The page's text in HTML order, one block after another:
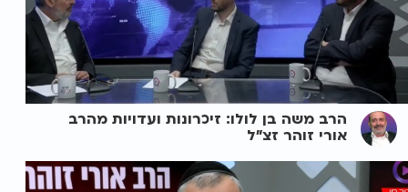
הרב משה בן לולו: זיכרונות ועדויות מהרב
אורי זוהר זצ"ל